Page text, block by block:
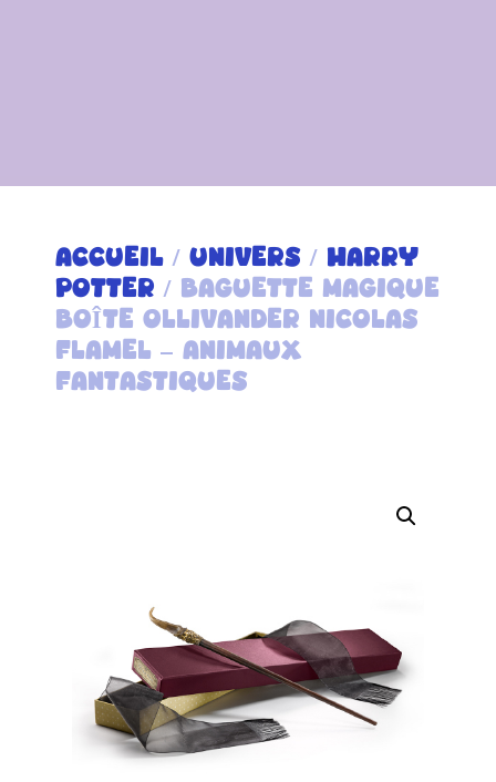
ACCUEIL/ UNIVERS/ HARRY
POTTER / BAGUETTE MAGIQUE
BOÎTE OLLIVANDER NICOLAS
FLAMEL – ANIMAUX
FANTASTIQUES